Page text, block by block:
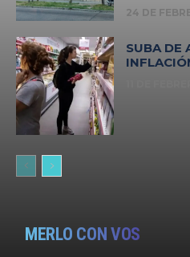
24 DE
SUBA DE
MERLO CON VOS